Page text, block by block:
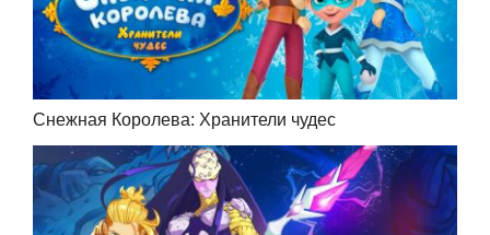
Снежная Королева: Хранители чудес